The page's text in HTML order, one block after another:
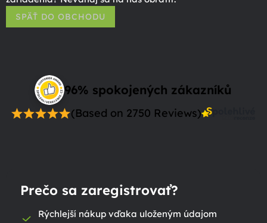
SPÄŤ DO OBCHODU
96% spokojených zákazníků
(Based on 2750 Reviews)
Prečo sa zaregistrovať?
Rýchlejší nákup vďaka uloženým údajom